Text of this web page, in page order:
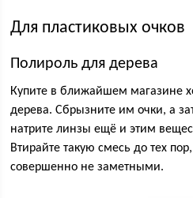
Для пластиковых очков
Полироль для дерева
Купите в ближайшем магазине
дерева. Сбрызните им очки, а
натрите линзы ещё и этим
Втирайте такую смесь до тех
совершенно не заметными.